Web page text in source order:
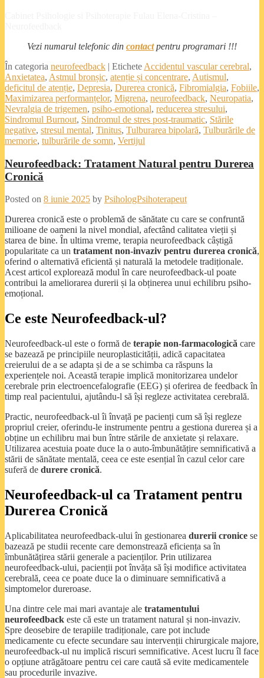
Vezi numarul telefonic din contact pentru programari !!!
În categoria neurofeedback | Etichete Accidentul vascular cerebral,
Anxietatea, Astmul bronșic, atenție și concentrare, Autismul,
deficitul de atenție, Depresia, Durerea cronică, Fibromialgia, Fobiile,
Maximizarea performanțelor, Migrena, neurofeedback, Neuropatia,
Nevralgia de trigemen, psiho-emotional, reducerea stresului,
Sindromul Burnout, Sindromul de stres post-traumatic, Stările
negative, stresul mental, Tinitus, Tulburarea bipolară, Tulburările de
memorie, tulburările de somn, Vertijul
Neurofeedback: Tratament Natural pentru Durerea
Cronică
Posted on 8 iunie 2025 by PsihologPsihoterapeut
Durerea cronică este o problemă de sănătate cu care se confruntă
milioane de oameni la nivel mondial, afectând calitatea vieții și
starea de bine. În ultima vreme, terapia neurofeedback câștigă
popularitate ca un tratament non-invaziv pentru durerea cronică,
oferind o alternativă eficientă și naturală la metodele tradiționale.
Acest articol explorează modul în care neurofeedback-ul poate
contribui la ameliorarea durerii și la obținerea unui echilibru psiho-
emoțional.
Ce este Neurofeedback-ul?
Neurofeedback-ul este o formă de terapie non-farmacologică care
se bazează pe principiile neuroplasticității, adică capacitatea
creierului de a se adapta și de a se schimba ca răspuns la
experiențele noi. Această terapie implică monitorizarea undelor
cerebrale prin electroencefalografie (EEG) și oferirea de feedback în
timp real pacientului, ajutându-l să își regleze activitatea cerebrală.
Practic, neurofeedback-ul îi învață pe pacienți cum să își regleze
propriul creier, oferindu-le instrumente pentru a gestiona durerea și a
obține un echilibru mai bun între stările de anxietate și relaxare.
Utilizarea acestuia poate duce la o auto-îmbunătățire semnificativă a
stării de sănătate mentală, ceea ce este esențial în cazul celor care
suferă de durere cronică.
Neurofeedback-ul ca Tratament pentru
Durerea Cronică
Aplicabilitatea neurofeedback-ului în gestionarea durerii cronice se
bazează pe studii recente care demonstrează eficiența sa în
îmbunătățirea stării generale a pacienților. Prin utilizarea
neurofeedback-ului, pacienții pot învăța să își modifice activitatea
cerebrală, ceea ce poate duce la o diminuare semnificativă a
simptomelor dureroase.
Una dintre cele mai mari avantaje ale tratamentului
neurofeedback este că este un tratament natural și non-invaziv.
Spre deosebire de terapiile tradiționale, care pot include
medicamente cu efecte secundare sau intervenții chirurgicale majore,
neurofeedback-ul nu implică riscuri semnificative. Acest lucru îl face
o opțiune atrăgătoare pentru cei care caută să evite medicamentele
sau procedurile invazive.